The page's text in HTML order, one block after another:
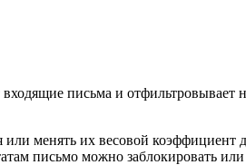
письма и отфильтровывает
менять их весовой коэффициент
письмо можно заблокировать